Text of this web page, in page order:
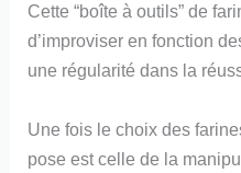
Cette “boîte à outils” de
d’improviser en fonction
une régularité dans la
Une fois le choix des
pose est celle de la